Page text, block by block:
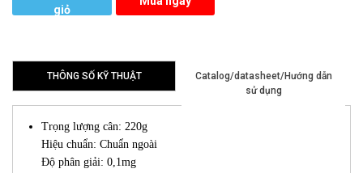
giỏ
THÔNG SỐ KỸ THUẬT
Catalog/datasheet/Hướng dẫn
sử dụng
Trọng lượng cân: 220g
Hiệu chuẩn: Chuẩn ngoài
Độ phân giải: 0,1mg